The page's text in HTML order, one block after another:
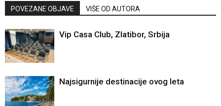
POVEZANE OBJAVE VIŠE OD AUTORA
Vip Casa Club, Zlatibor, Srbija
Najsigurnije destinacije ovog leta